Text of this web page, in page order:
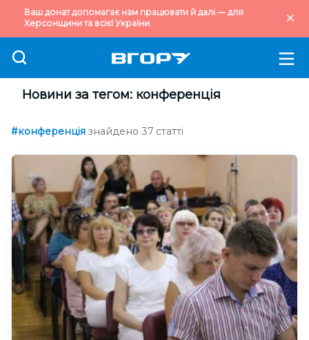
Ваш донат допомагає нам працювати й далі — для
Херсонщини та всієї України.
Новини за тегом: конференція
#конференція знайдено 37 статті